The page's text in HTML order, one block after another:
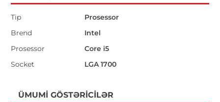
Tip
Prosessor
Brend
Intel
Prosessor
Core i5
Socket
LGA 1700
ÜMUMI GÖSTƏRICILƏR